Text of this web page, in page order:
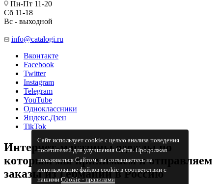
Сайт использует cookie с целью анализа поведения
посетителей для улучшения Сайта. Продолжая
пользоваться Сайтом, вы соглашаетесь на
использование файлов cookie в соответствии с
нашимиCookiе - правилами
Пн-Пт 11-20
Сб 11-18
Вс - выходной
info@catalogi.ru
Вконтакте
Facebook
Twitter
Instagram
Telegram
YouTube
Одноклассники
Яндекс.Дзен
TikTok
Интернет-магазины одежды по
которым мы принимаем и отправляем
заказы из Германии в Россию